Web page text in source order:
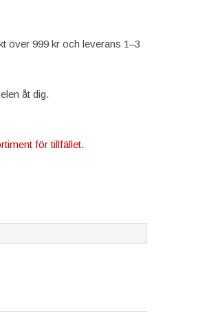
över 999 kr och leverans 1–3
åt dig.
för tillfället.